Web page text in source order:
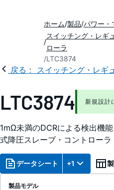
ホーム 製品 パワー・
スイッチング・レギ
ローラ
LTC3874
戻る： スイッチング・レギ
LTC3874 新規設計
1mΩ未満のDCRによる検出機
式降圧スレーブ・コントローラ
データシート +1
製品モデル